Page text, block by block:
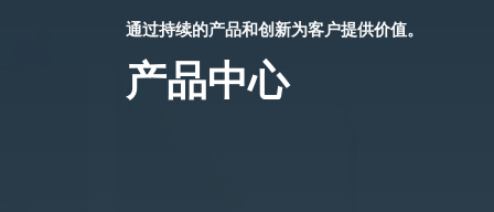
通过持续的产品和创新为客户提供价值。
产品中心